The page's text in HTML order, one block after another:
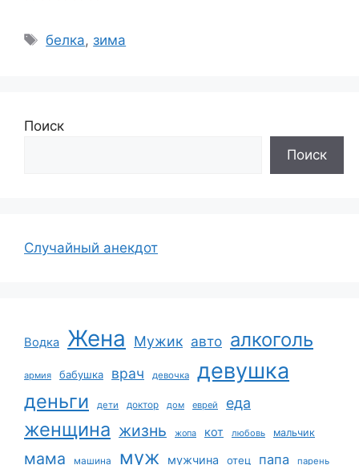
Метки
белка, зима
Поиск
Поиск
Случайный анекдот
Водка Жена Мужик авто алкоголь
армия бабушка врач девочка девушка
деньги дети доктор дом еврей еда
женщина жизнь жопа кот любовь мальчик
мама машина муж мужчина отец папа парень